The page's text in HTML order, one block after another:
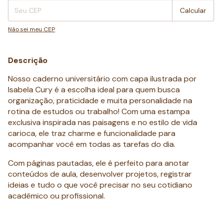
Calcular
Não sei meu CEP
Descrição
Nosso caderno universitário com capa ilustrada por
Isabela Cury é a escolha ideal para quem busca
organização, praticidade e muita personalidade na
rotina de estudos ou trabalho! Com uma estampa
exclusiva inspirada nas paisagens e no estilo de vida
carioca, ele traz charme e funcionalidade para
acompanhar você em todas as tarefas do dia.
Com páginas pautadas, ele é perfeito para anotar
conteúdos de aula, desenvolver projetos, registrar
ideias e tudo o que você precisar no seu cotidiano
acadêmico ou profissional.